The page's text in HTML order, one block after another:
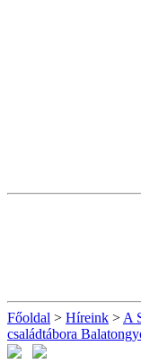
Főoldal > Híreink > A
családtábora